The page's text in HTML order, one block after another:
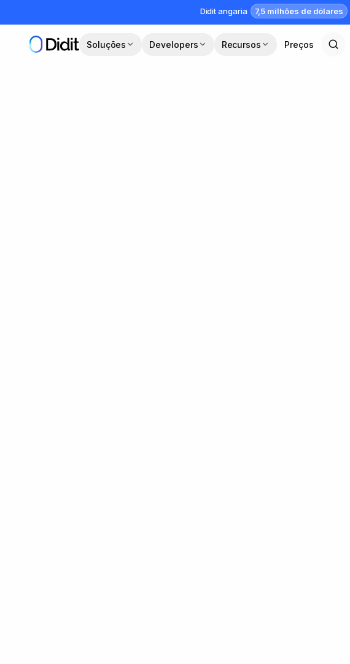
Didit angaria 7,5 milhões de dólares
Soluções Developers Recursos Preços